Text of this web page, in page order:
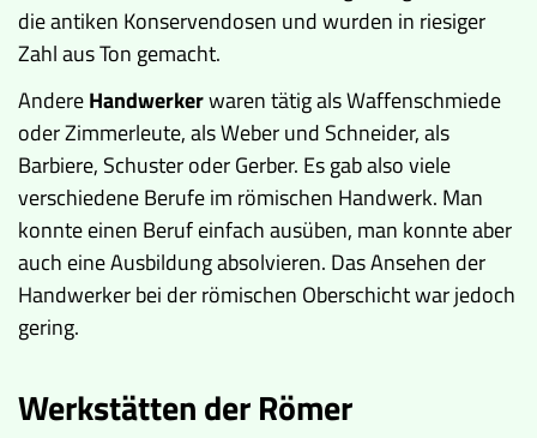
die antiken Konservendosen und wurden in riesiger
Zahl aus Ton gemacht.
AndereHandwerkerwaren tätig als Waffenschmiede
oder Zimmerleute, als Weber und Schneider, als
Barbiere, Schuster oder Gerber. Es gab also viele
verschiedene Berufe im römischen Handwerk. Man
konnte einen Beruf einfach ausüben, man konnte aber
auch eine Ausbildung absolvieren. Das Ansehen der
Handwerker bei der römischen Oberschicht war jedoch
gering.
Werkstätten der Römer